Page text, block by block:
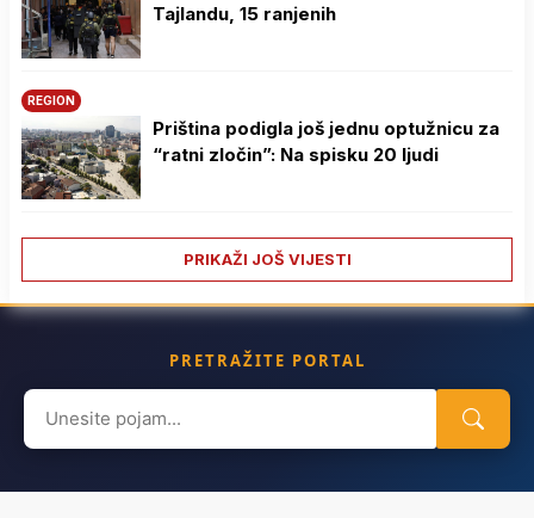
Tajlandu, 15 ranjenih
REGION
Priština podigla još jednu optužnicu za
“ratni zločin”: Na spisku 20 ljudi
PRIKAŽI JOŠ VIJESTI
PRETRAŽITE PORTAL
Search
for: